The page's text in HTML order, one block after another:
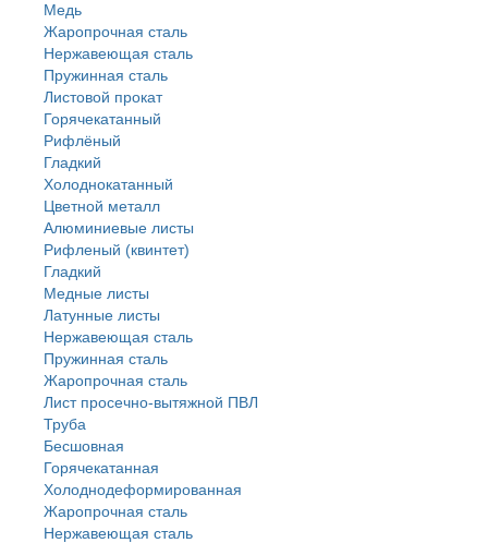
Медь
Жаропрочная сталь
Нержавеющая сталь
Пружинная сталь
Листовой прокат
Горячекатанный
Рифлёный
Гладкий
Холоднокатанный
Цветной металл
Алюминиевые листы
Рифленый (квинтет)
Гладкий
Медные листы
Латунные листы
Нержавеющая сталь
Пружинная сталь
Жаропрочная сталь
Лист просечно-вытяжной ПВЛ
Труба
Бесшовная
Горячекатанная
Холоднодеформированная
Жаропрочная сталь
Нержавеющая сталь